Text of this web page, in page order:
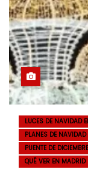
LUCES DE NAVIDAD
PLANES DE
PUENTE DE
QUÉ VER EN MADRID